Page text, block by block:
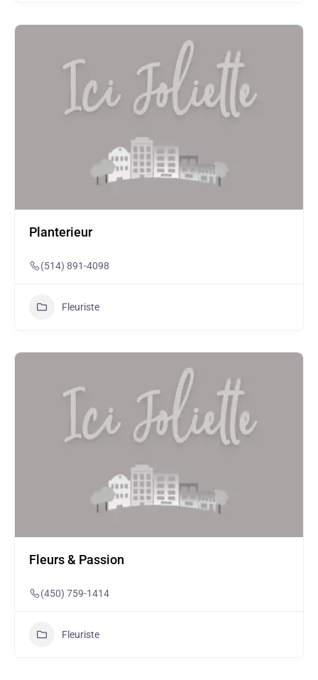
Planterieur
(514) 891-4098
Fleuriste
Fleurs & Passion
(450) 759-1414
Fleuriste